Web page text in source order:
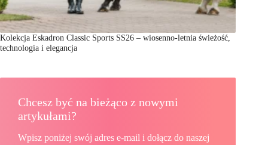
Kolekcja Eskadron Classic Sports SS26 – wiosenno-letnia świeżość,
technologia i elegancja
Chcesz być na bieżąco z nowymi
artykułami?
Wpisz poniżej swój adres e-mail i dołącz do naszej